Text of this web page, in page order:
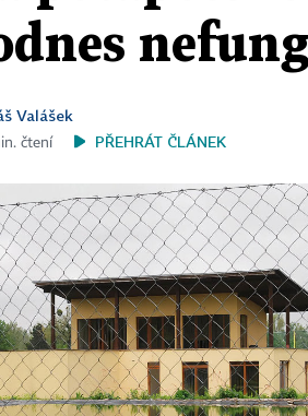
Valášek
čtení PŘEHRÁT ČLÁNEK